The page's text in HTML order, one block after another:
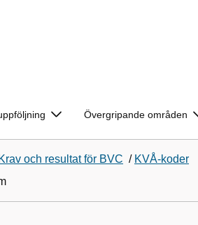
Övergripande områden
Krav och resultat för BVC / KVÅ-koder